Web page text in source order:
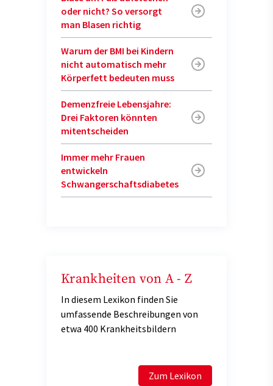
oder nicht? So versorgt
man Blasen richtig
Warum der BMI bei Kindern
nicht automatisch mehr
Körperfett bedeuten muss
Demenzfreie Lebensjahre:
Drei Faktoren könnten
mitentscheiden
Immer mehr Frauen
entwickeln
Schwangerschaftsdiabetes
Krankheiten von A - Z
In diesem Lexikon finden Sie
umfassende Beschreibungen von
etwa 400 Krankheitsbildern
Zum Lexikon